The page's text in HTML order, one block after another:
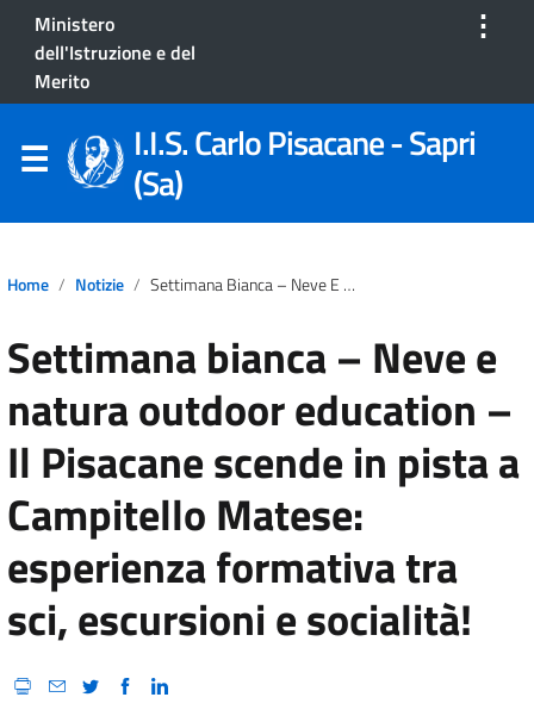
Ministero
dell'Istruzione e del
Merito
⋮
I.I.S. Carlo Pisacane - Sapri
(Sa)
Home Notizie Settimana Bianca – Neve E Natura Outdoor Education – Il Pisacane Scende In Pista A Campitello Matese: Esperienza Formativa Tra Sci, Escursioni E Socialità!
Settimana bianca – Neve e
natura outdoor education –
Il Pisacane scende in pista a
Campitello Matese:
esperienza formativa tra
sci, escursioni e socialità!